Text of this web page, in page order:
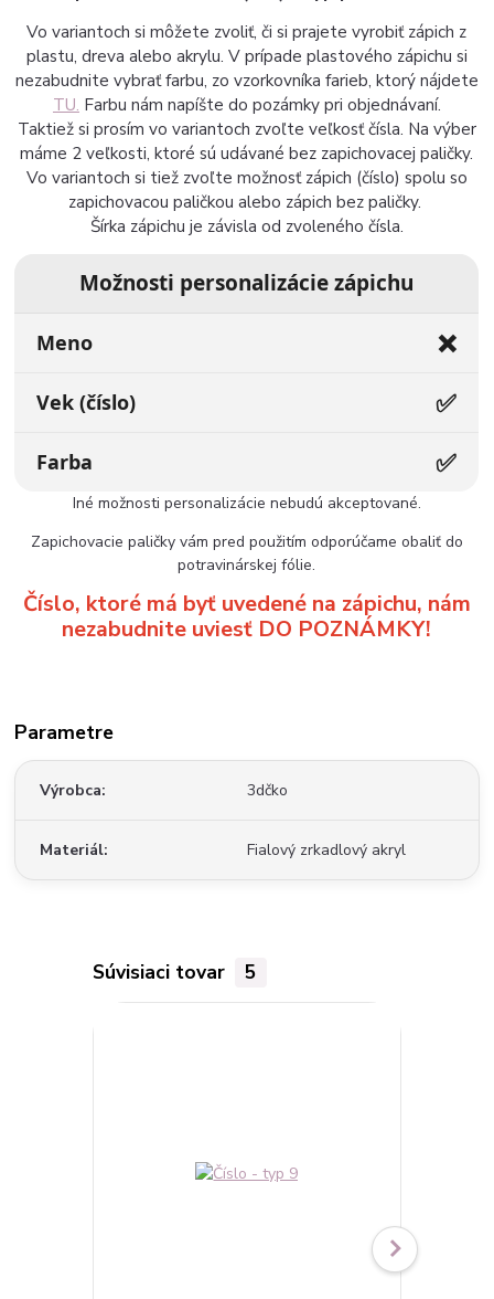
Vo variantoch si môžete zvoliť, či si prajete vyrobiť zápich z
plastu, dreva alebo akrylu. V prípade plastového zápichu si
nezabudnite vybrať farbu, zo vzorkovníka farieb, ktorý nájdete
TU. Farbu nám napíšte do pozámky pri objednávaní.
Taktiež si prosím vo variantoch zvoľte veľkosť čísla. Na výber
máme 2 veľkosti, ktoré sú udávané bez zapichovacej paličky.
Vo variantoch si tiež zvoľte možnosť zápich (číslo) spolu so
zapichovacou paličkou alebo zápich bez paličky.
Šírka zápichu je závisla od zvoleného čísla.
Možnosti personalizácie zápichu
Meno ❌
Vek (číslo) ✅
Farba ✅
Iné možnosti personalizácie nebudú akceptované.
Zapichovacie paličky vám pred použitím odporúčame obaliť do
potravinárskej fólie.
Číslo, ktoré má byť uvedené na zápichu, nám
nezabudnite uviesť DO POZNÁMKY!
Parametre
Výrobca 3dčko
Materiál Fialový zrkadlový akryl
Súvisiaci tovar 5